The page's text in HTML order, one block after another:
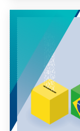
Konfliktlagen.
positionieren?
Außenpolitik
Argumente
strategische
Außenpolitik.